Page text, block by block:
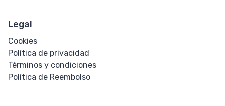
Legal
Cookies
Política de privacidad
Términos y condiciones
Política de Reembolso